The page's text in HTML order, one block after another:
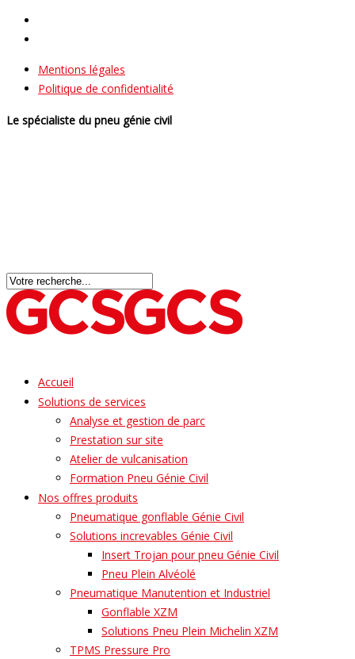
Mentions légales
Politique de confidentialité
Le spécialiste du pneu génie civil
Accueil
Solutions de services
Analyse et gestion de parc
Prestation sur site
Atelier de vulcanisation
Formation Pneu Génie Civil
Nos offres produits
Pneumatique gonflable Génie Civil
Solutions increvables Génie Civil
Insert Trojan pour pneu Génie Civil
Pneu Plein Alvéolé
Pneumatique Manutention et Industriel
Gonflable XZM
Solutions Pneu Plein Michelin XZM
TPMS Pressure Pro